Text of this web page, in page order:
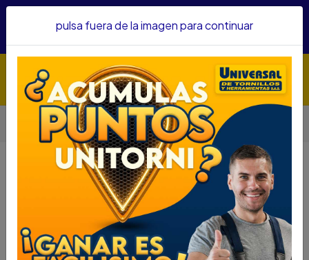
confianza&nbsp;Recibe un KIT PARRILLERO por compras
Automotriz
Otras Herramientas Automotrices
MOTOR DISCOVER 1800 RPM 4POLOS 2 HP CD002181HSB
MOTOR DISCOVER 1800 RPM
4POLOS 2 HP CD002181HSB
MOTOR DISCOVER 1800 RPM 4POLOS 2 HP
CD002181HSB
pulsa fuera de la imagen para continuar